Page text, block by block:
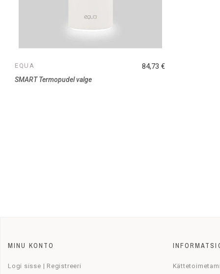
EQUA
SMART Termopudel valge
84,73 €
MINU KONTO
Logi sisse | Registreeri